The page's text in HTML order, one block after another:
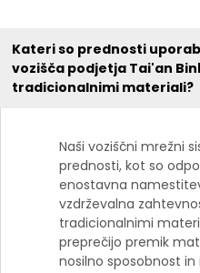
Kateri so prednosti
vozišča podjetja Tai'an
tradicionalnimi materiali?
Naši voziščni mrežni
prednosti, kot so
enostavna
vzdrževalna
tradicionalnimi
preprečijo premik
nosilno sposobnost in